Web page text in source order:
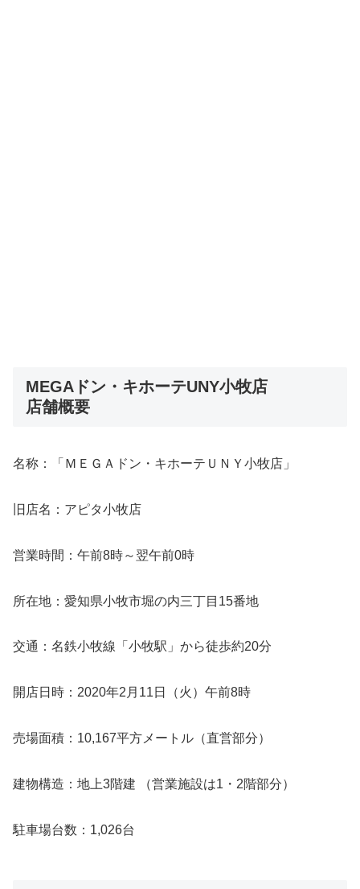
MEGAドン・キホーテUNY小牧店
店舗概要
名称：「ＭＥＧＡドン・キホーテＵＮＹ小牧店」
旧店名：アピタ小牧店
営業時間：午前8時～翌午前0時
所在地：愛知県小牧市堀の内三丁目15番地
交通：名鉄小牧線「小牧駅」から徒歩約20分
開店日時：2020年2月11日（火）午前8時
売場面積：10,167平方メートル（直営部分）
建物構造：地上3階建 （営業施設は1・2階部分）
駐車場台数：1,026台